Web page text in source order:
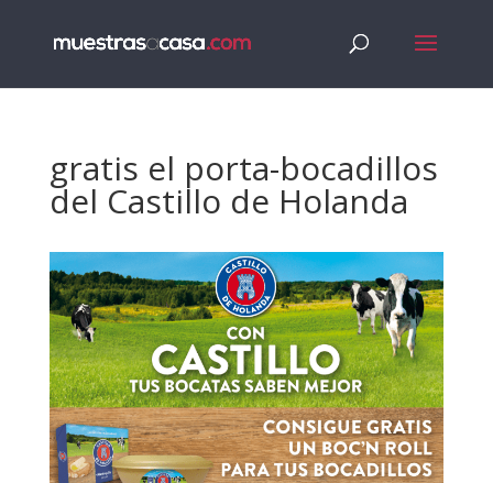
gratis el porta-bocadillos
del Castillo de Holanda